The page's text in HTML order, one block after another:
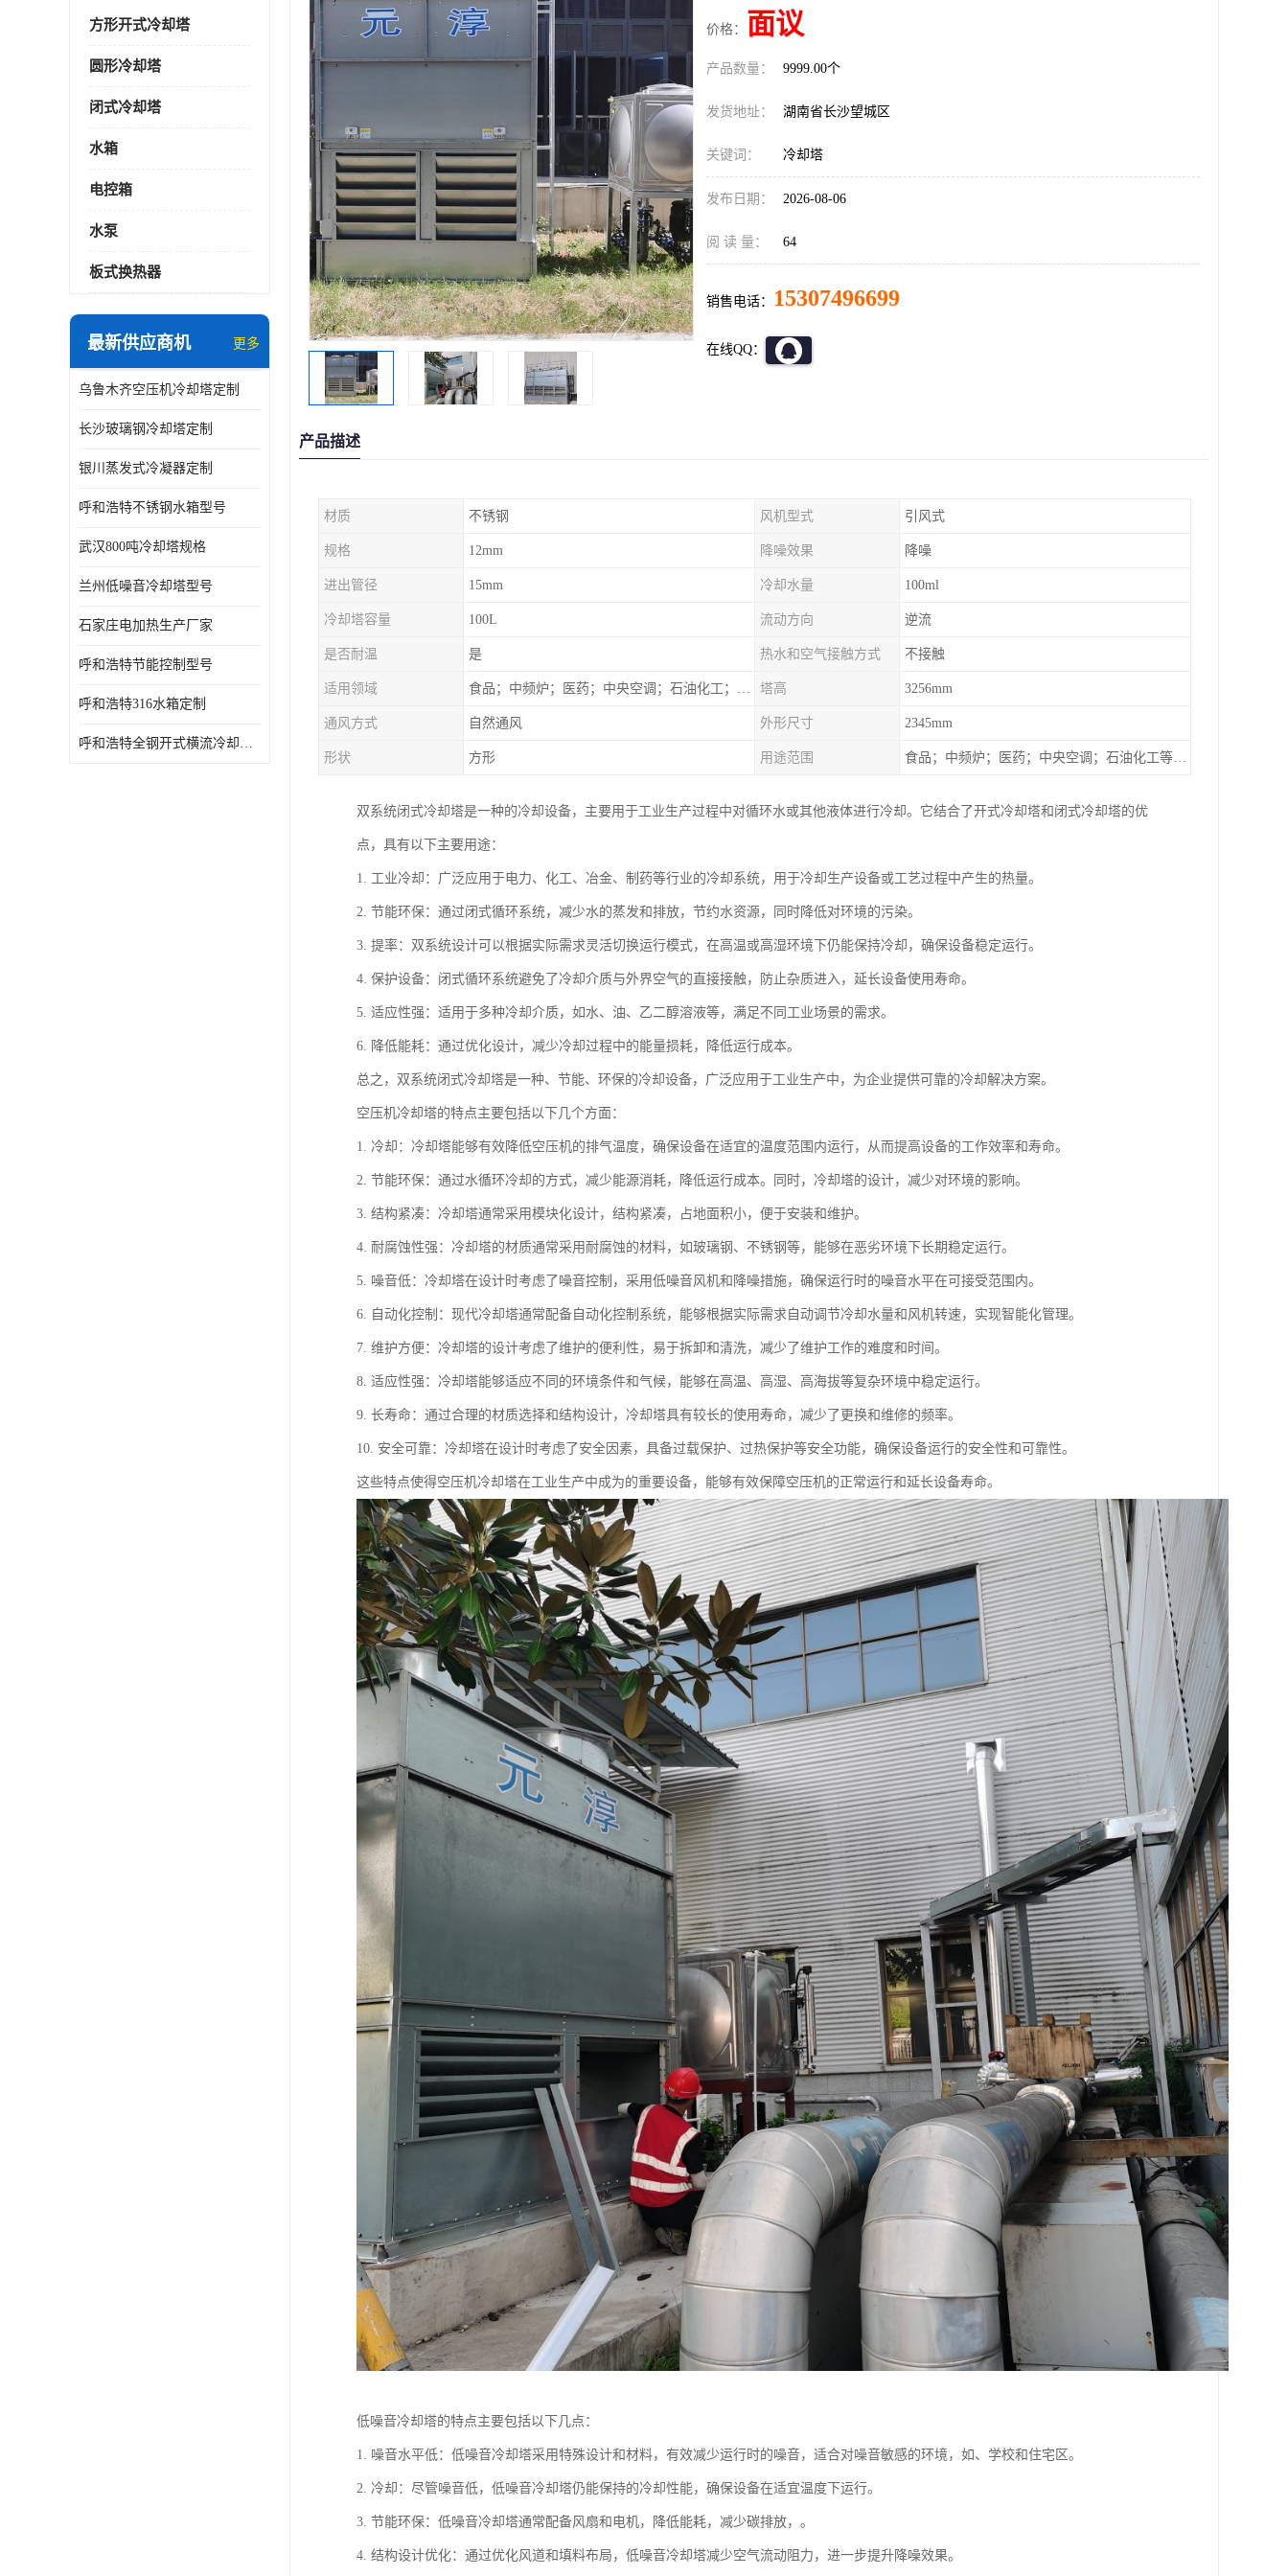
方形开式冷却塔
圆形冷却塔
闭式冷却塔
水箱
电控箱
水泵
板式换热器
最新供应商机 更多
乌鲁木齐空压机冷却塔定制
长沙玻璃钢冷却塔定制
银川蒸发式冷凝器定制
呼和浩特不锈钢水箱型号
武汉800吨冷却塔规格
兰州低噪音冷却塔型号
石家庄电加热生产厂家
呼和浩特节能控制型号
呼和浩特316水箱定制
呼和浩特全钢开式横流冷却塔型号
价格： 面议
产品数量： 9999.00个
发货地址： 湖南省长沙望城区
关键词： 冷却塔
发布日期： 2026-08-06
阅 读 量： 64
销售电话： 15307496699
在线QQ：
产品描述
材质 不锈钢 风机型式 引风式
规格 12mm 降噪效果 降噪
进出管径 15mm 冷却水量 100ml
冷却塔容量 100L 流动方向 逆流
是否耐温 是 热水和空气接触方式 不接触
适用领域 食品；中频炉；医药；中央空调；石油化工；锻造；冶金；电子；新材料 塔高 3256mm
通风方式 自然通风 外形尺寸 2345mm
形状 方形 用途范围 食品；中频炉；医药；中央空调；石油化工等行业设备的换热降温
双系统闭式冷却塔是一种的冷却设备，主要用于工业生产过程中对循环水或其他液体进行冷却。它结合了开式冷却塔和闭式冷却塔的优
点，具有以下主要用途：
1. 工业冷却：广泛应用于电力、化工、冶金、制药等行业的冷却系统，用于冷却生产设备或工艺过程中产生的热量。
2. 节能环保：通过闭式循环系统，减少水的蒸发和排放，节约水资源，同时降低对环境的污染。
3. 提率：双系统设计可以根据实际需求灵活切换运行模式，在高温或高湿环境下仍能保持冷却，确保设备稳定运行。
4. 保护设备：闭式循环系统避免了冷却介质与外界空气的直接接触，防止杂质进入，延长设备使用寿命。
5. 适应性强：适用于多种冷却介质，如水、油、乙二醇溶液等，满足不同工业场景的需求。
6. 降低能耗：通过优化设计，减少冷却过程中的能量损耗，降低运行成本。
总之，双系统闭式冷却塔是一种、节能、环保的冷却设备，广泛应用于工业生产中，为企业提供可靠的冷却解决方案。
空压机冷却塔的特点主要包括以下几个方面：
1. 冷却：冷却塔能够有效降低空压机的排气温度，确保设备在适宜的温度范围内运行，从而提高设备的工作效率和寿命。
2. 节能环保：通过水循环冷却的方式，减少能源消耗，降低运行成本。同时，冷却塔的设计，减少对环境的影响。
3. 结构紧凑：冷却塔通常采用模块化设计，结构紧凑，占地面积小，便于安装和维护。
4. 耐腐蚀性强：冷却塔的材质通常采用耐腐蚀的材料，如玻璃钢、不锈钢等，能够在恶劣环境下长期稳定运行。
5. 噪音低：冷却塔在设计时考虑了噪音控制，采用低噪音风机和降噪措施，确保运行时的噪音水平在可接受范围内。
6. 自动化控制：现代冷却塔通常配备自动化控制系统，能够根据实际需求自动调节冷却水量和风机转速，实现智能化管理。
7. 维护方便：冷却塔的设计考虑了维护的便利性，易于拆卸和清洗，减少了维护工作的难度和时间。
8. 适应性强：冷却塔能够适应不同的环境条件和气候，能够在高温、高湿、高海拔等复杂环境中稳定运行。
9. 长寿命：通过合理的材质选择和结构设计，冷却塔具有较长的使用寿命，减少了更换和维修的频率。
10. 安全可靠：冷却塔在设计时考虑了安全因素，具备过载保护、过热保护等安全功能，确保设备运行的安全性和可靠性。
这些特点使得空压机冷却塔在工业生产中成为的重要设备，能够有效保障空压机的正常运行和延长设备寿命。
低噪音冷却塔的特点主要包括以下几点：
1. 噪音水平低：低噪音冷却塔采用特殊设计和材料，有效减少运行时的噪音，适合对噪音敏感的环境，如、学校和住宅区。
2. 冷却：尽管噪音低，低噪音冷却塔仍能保持的冷却性能，确保设备在适宜温度下运行。
3. 节能环保：低噪音冷却塔通常配备风扇和电机，降低能耗，减少碳排放，。
4. 结构设计优化：通过优化风道和填料布局，低噪音冷却塔减少空气流动阻力，进一步提升降噪效果。